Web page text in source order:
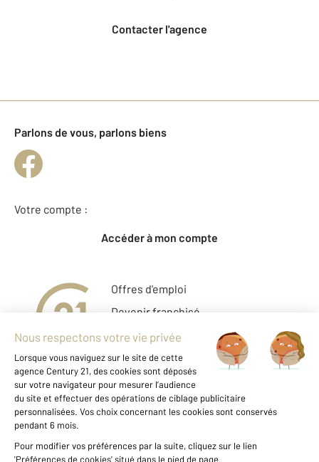
Contacter l'agence
Parlons de vous, parlons biens
Votre compte :
Accéder à mon compte
Offres d'emploi
Devenir franchisé
Entreprise et commerce
Fine Homes & Estates
À propos
International